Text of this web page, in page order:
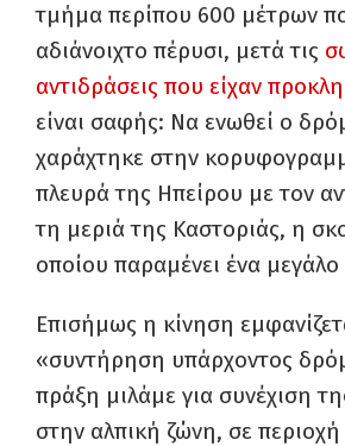
τμήμα περίπου 600 μέτρων
αδιάνοιχτο πέρυσι, μετά τις
αντιδράσεις που είχαν
είναι σαφής: Να ενωθεί ο
χαράχτηκε στην
πλευρά της Ηπείρου με τον
τη μεριά της Καστοριάς, η
οποίου παραμένει ένα
Επισήμως η κίνηση
«συντήρηση υπάρχοντος
πράξη μιλάμε για συνέχιση
στην αλπική ζώνη, σε